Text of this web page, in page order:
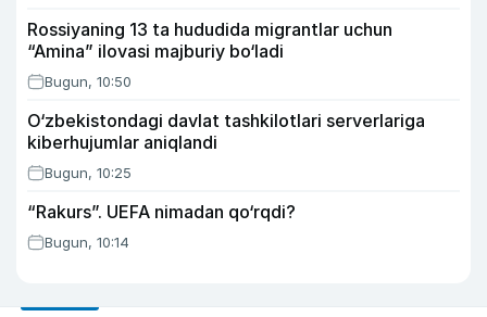
Rossiyaning 13 ta hududida migrantlar uchun
“Amina” ilovasi majburiy bo‘ladi
Bugun, 10:50
O‘zbekistondagi davlat tashkilotlari serverlariga
kiberhujumlar aniqlandi
Bugun, 10:25
“Rakurs”. UEFA nimadan qo‘rqdi?
Bugun, 10:14